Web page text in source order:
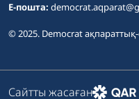
E-пошта:
© 2025. Democrat
Сайтты жасаған